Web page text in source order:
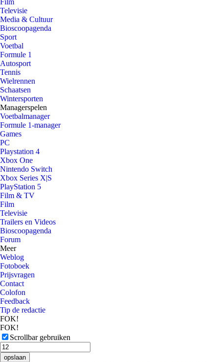
Film
Televisie
Media & Cultuur
Bioscoopagenda
Sport
Voetbal
Formule 1
Autosport
Tennis
Wielrennen
Schaatsen
Wintersporten
Managerspelen
Voetbalmanager
Formule 1-manager
Games
PC
Playstation 4
Xbox One
Nintendo Switch
Xbox Series X|S
PlayStation 5
Film & TV
Film
Televisie
Trailers en Videos
Bioscoopagenda
Forum
Meer
Weblog
Fotoboek
Prijsvragen
Contact
Colofon
Feedback
Tip de redactie
FOK!
FOK!
Scrollbar gebruiken
opslaan